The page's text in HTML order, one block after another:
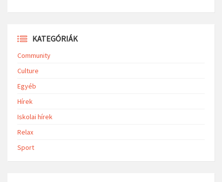
KATEGÓRIÁK
Community
Culture
Egyéb
Hírek
Iskolai hírek
Relax
Sport